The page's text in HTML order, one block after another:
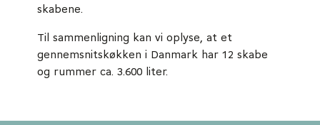
skabene.
Til sammenligning kan vi oplyse, at et
gennemsnitskøkken i Danmark har 12 skabe
og rummer ca. 3.600 liter.